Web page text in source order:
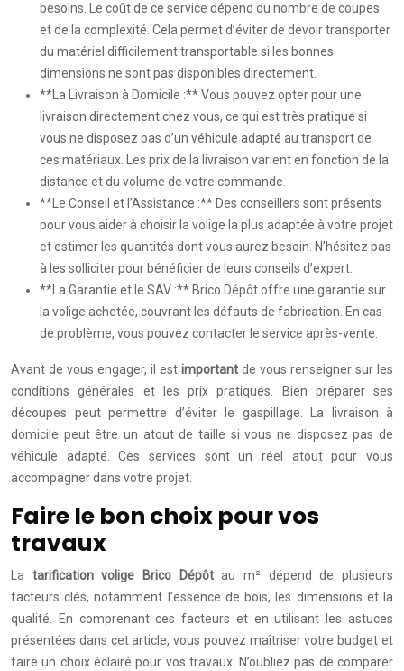
besoins. Le coût de ce service dépend du nombre de coupes
et de la complexité. Cela permet d’éviter de devoir transporter
du matériel difficilement transportable si les bonnes
dimensions ne sont pas disponibles directement.
**La Livraison à Domicile :** Vous pouvez opter pour une
livraison directement chez vous, ce qui est très pratique si
vous ne disposez pas d’un véhicule adapté au transport de
ces matériaux. Les prix de la livraison varient en fonction de la
distance et du volume de votre commande.
**Le Conseil et l’Assistance :** Des conseillers sont présents
pour vous aider à choisir la volige la plus adaptée à votre projet
et estimer les quantités dont vous aurez besoin. N’hésitez pas
à les solliciter pour bénéficier de leurs conseils d’expert.
**La Garantie et le SAV :** Brico Dépôt offre une garantie sur
la volige achetée, couvrant les défauts de fabrication. En cas
de problème, vous pouvez contacter le service après-vente.
Avant de vous engager, il est important de vous renseigner sur les
conditions générales et les prix pratiqués. Bien préparer ses
découpes peut permettre d’éviter le gaspillage. La livraison à
domicile peut être un atout de taille si vous ne disposez pas de
véhicule adapté. Ces services sont un réel atout pour vous
accompagner dans votre projet.
Faire le bon choix pour vos
travaux
La tarification volige Brico Dépôtau m² dépend de plusieurs
facteurs clés, notamment l’essence de bois, les dimensions et la
qualité. En comprenant ces facteurs et en utilisant les astuces
présentées dans cet article, vous pouvez maîtriser votre budget et
faire un choix éclairé pour vos travaux. N’oubliez pas de comparer